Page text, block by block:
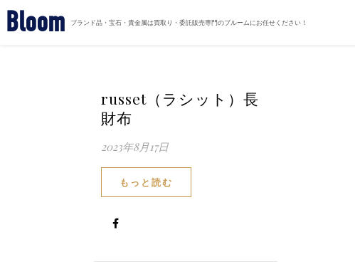
Bloom ブランド品・宝石・貴金属は買取り・委託販売専門のブルームにお任せください！
russet（ラシット）長
財布
2023年8月17日
もっと読む